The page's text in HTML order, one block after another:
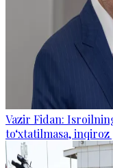
Vazir Fidan:
to‘xtatilmasa,